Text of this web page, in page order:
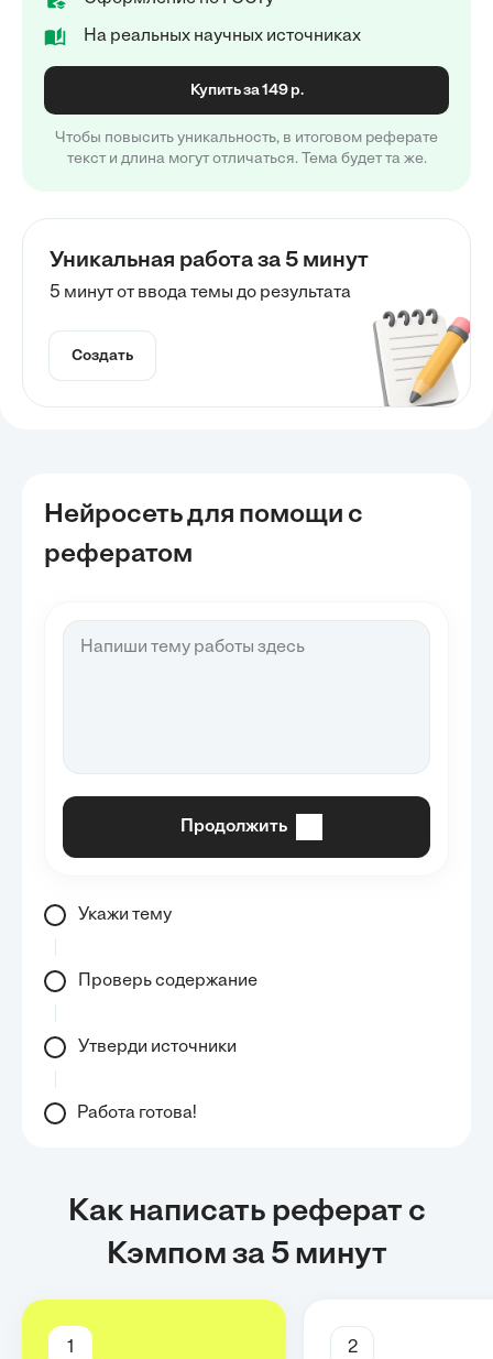
На реальных научных источниках
Купить за 149 р.
Чтобы повысить уникальность, в итоговом реферате
текст и длина могут отличаться. Тема будет та же.
Уникальная работа за 5 минут
5 минут от ввода темы до результата
Создать
Нейросеть для помощи с
рефератом
Продолжить
Укажи тему
Проверь содержание
Утверди источники
Работа готова!
Как написать реферат с
Кэмпом за 5 минут
1 2